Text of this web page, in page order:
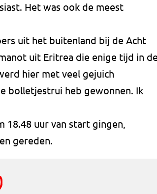
Het was ook de meest
uit het buitenland bij de Acht
uit Eritrea die enige tijd in de
hier met veel gejuich
bolletjestrui heb gewonnen. Ik
18.48 uur van start gingen,
gereden.